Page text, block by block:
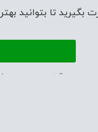
تا بتوانید
علامت‌گذاری شده‌اند *